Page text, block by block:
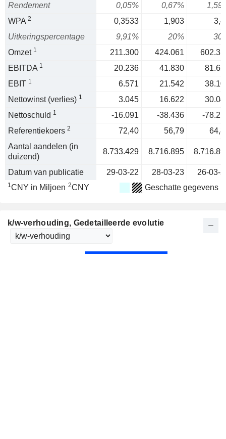
Rendement
0,05% 0,67%
WPA 2 0,3533 1,903
Uitkeringspercentage
9,91% 20%
Omzet 1 211.300 424.061
EBITDA 1 20.236 41.830
EBIT 1 6.571 21.542
Nettowinst (verlies) 1 3.045 16.622
Nettoschuld 1 -16.091 -38.436
-
Referentiekoers 2 72,40 56,79
Aantal aandelen (in
duizend)
8.733.429 8.716.895
Datum van publicatie 29-03-22 28-03-23 26-03-
1CNY in Miljoen 2CNY Geschatte gegevens
k/w-verhouding, Gedetailleerde evolutie